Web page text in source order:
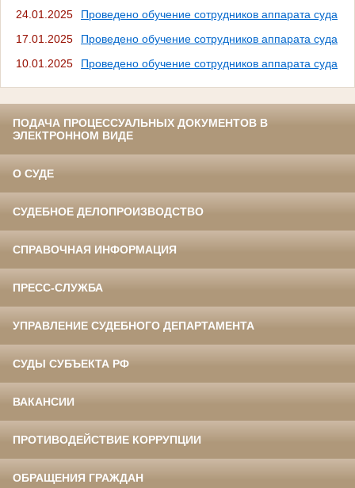
24.01.2025
Проведено обучение сотрудников аппарата суда
17.01.2025
Проведено обучение сотрудников аппарата суда
10.01.2025
Проведено обучение сотрудников аппарата суда
ПОДАЧА ПРОЦЕССУАЛЬНЫХ ДОКУМЕНТОВ В
ЭЛЕКТРОННОМ ВИДЕ
О СУДЕ
СУДЕБНОЕ ДЕЛОПРОИЗВОДСТВО
СПРАВОЧНАЯ ИНФОРМАЦИЯ
ПРЕСС-СЛУЖБА
УПРАВЛЕНИЕ СУДЕБНОГО ДЕПАРТАМЕНТА
СУДЫ СУБЪЕКТА РФ
ВАКАНСИИ
ПРОТИВОДЕЙСТВИЕ КОРРУПЦИИ
ОБРАЩЕНИЯ ГРАЖДАН